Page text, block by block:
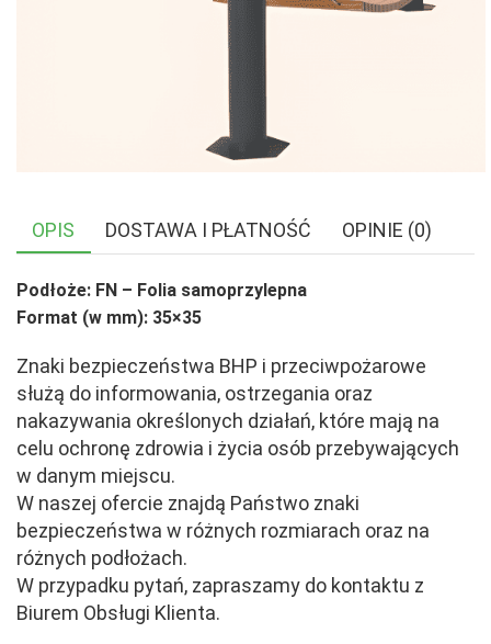
OPIS DOSTAWA I PŁATNOŚĆ OPINIE (0)
Podłoże: FN – Folia samoprzylepna
Format (w mm): 35×35
Znaki bezpieczeństwa BHP i przeciwpożarowe
służą do informowania, ostrzegania oraz
nakazywania określonych działań, które mają na
celu ochronę zdrowia i życia osób przebywających
w danym miejscu.
W naszej ofercie znajdą Państwo znaki
bezpieczeństwa w różnych rozmiarach oraz na
różnych podłożach.
W przypadku pytań, zapraszamy do kontaktu z
Biurem Obsługi Klienta.